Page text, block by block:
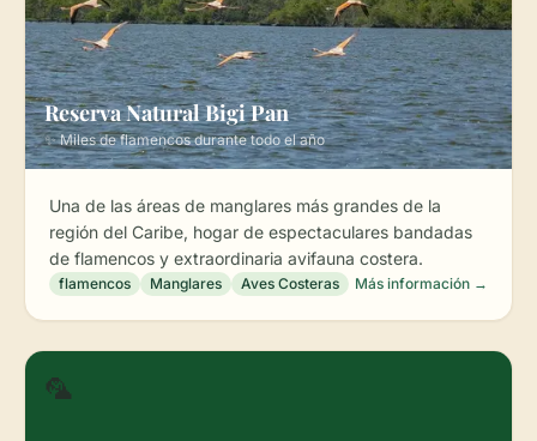
Reserva Natural Bigi Pan
✨ Miles de flamencos durante todo el año
Una de las áreas de manglares más grandes de la
región del Caribe, hogar de espectaculares bandadas
de flamencos y extraordinaria avifauna costera.
flamencos Manglares Aves Costeras Más información →
🦜